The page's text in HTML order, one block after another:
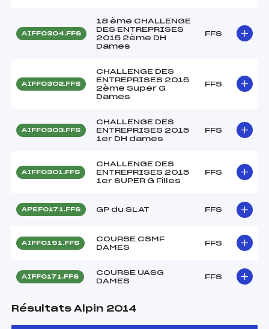
AIFF0304.FFS
18 ème CHALLENGE
DES ENTREPRISES
2015 2ème DH
Dames
FFS
AIFF0302.FFS
CHALLENGE DES
ENTREPRISES 2015
2ème Super G
Dames
FFS
AIFF0303.FFS
CHALLENGE DES
ENTREPRISES 2015
1er DH dames
FFS
AIFF0301.FFS
CHALLENGE DES
ENTREPRISES 2015
1er SUPER G Filles
FFS
APEF0171.FFS GP du SLAT FFS
AIFF0191.FFS
COURSE CSMF
DAMES
FFS
AIFF0171.FFS
COURSE UASG
DAMES
FFS
Résultats Alpin 2014